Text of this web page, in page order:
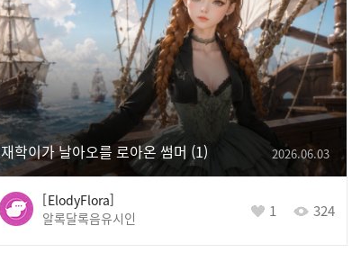
재학이가 날아오를 로아온 썸머 1
ElodyFlora
알록달록음유시인
1 324
2026.06.03